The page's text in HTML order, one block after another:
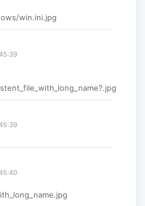
win.ini.jpg